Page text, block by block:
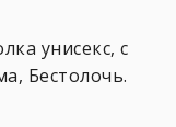
унисекс, с
Бестолочь.